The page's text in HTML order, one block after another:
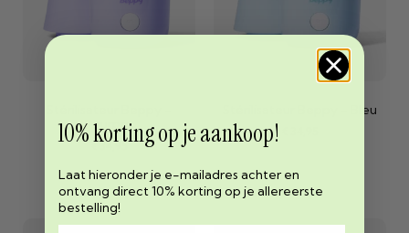
Pourpre
€34,95
Stérilisateur Beppy - Bleu
10% korting op je aankoop!
Laat hieronder je e-mailadres achter en
ontvang direct 10% korting op je allereerste
bestelling!